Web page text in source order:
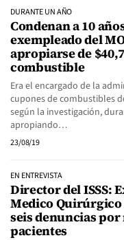
DURANTE UN AÑO
Condenan a 10
exempleado del
apropiarse de
combustible
Era el encargado de la
cupones de combustibles
según la investigación,
apropiando…
23/08/19
EN ENTREVISTA
Director del ISSS:
Medico
seis denuncias
pacientes